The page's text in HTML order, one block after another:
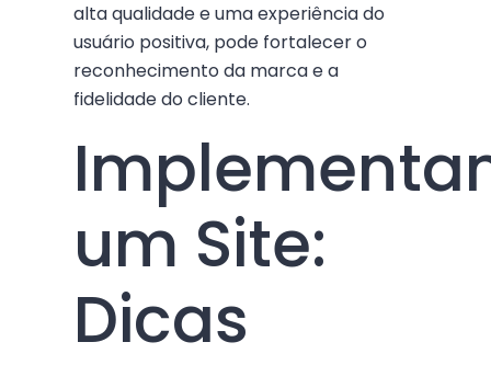
alta qualidade e uma experiência do
usuário positiva, pode fortalecer o
reconhecimento da marca e a
fidelidade do cliente.
um Site:
Dicas